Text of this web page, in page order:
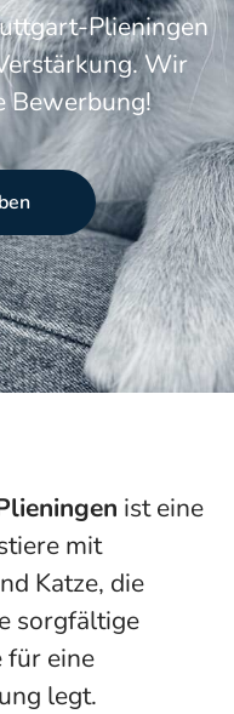
Plieningen
Wir
Bewerbung!
ist eine
mit
Katze, die
sorgfältige
für eine
legt.